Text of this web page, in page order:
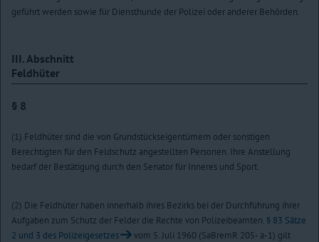
geführt werden sowie für Diensthunde der Polizei oder anderer Behörden.
III. Abschnitt
Feldhüter
§ 8
(1) Feldhüter sind die von Grundstückseigentümern oder sonstigen
Berechtigten für den Feldschutz angestellten Personen. Ihre Anstellung
bedarf der Bestätigung durch den Senator für Inneres und Sport.
(2) Die Feldhüter haben innerhalb ihres Bezirks bei der Durchführung ihrer
Aufgaben zum Schutz der Felder die Rechte von Polizeibeamten. § 83 Sätze
2 und 3 des Polizeigesetzes
vom 5. Juli 1960 (SaBremR 205- a-1) gilt